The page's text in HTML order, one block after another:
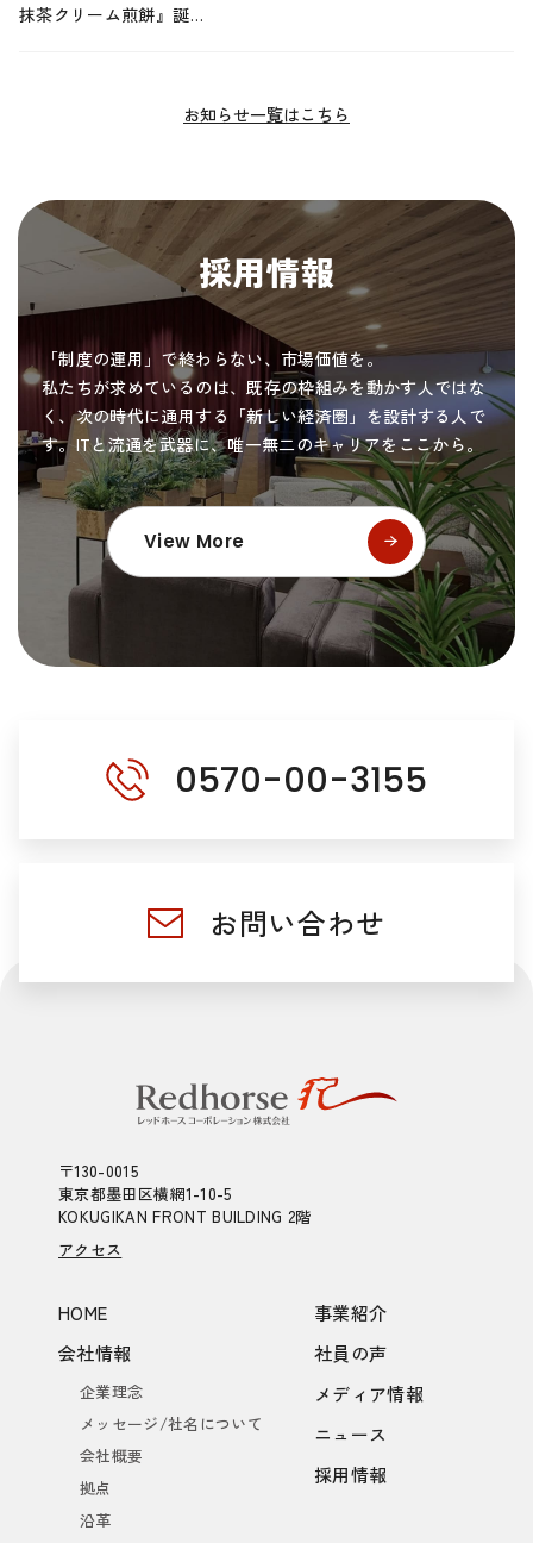
お知らせ一覧はこちら
抹茶クリーム煎餅』誕…
採用情報
「制度の運用」で終わらない、市場価値を。
私たちが求めているのは、既存の枠組みを動かす人ではな
く、次の時代に通用する「新しい経済圏」を設計する人で
す。ITと流通を武器に、唯一無二のキャリアをここから。
View More
0570-00-3155
お問い合わせ
〒130-0015
東京都墨田区横網1-10-5
KOKUGIKAN FRONT BUILDING 2階
アクセス
HOME
会社情報
企業理念
メッセージ/社名について
会社概要
拠点
沿革
事業紹介
社員の声
メディア情報
ニュース
採用情報